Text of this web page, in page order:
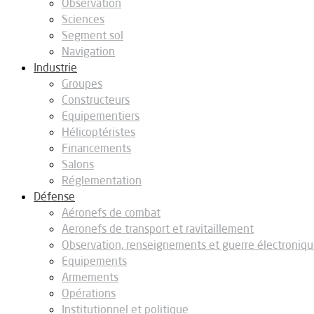
Observation
Sciences
Segment sol
Navigation
Industrie
Groupes
Constructeurs
Equipementiers
Hélicoptéristes
Financements
Salons
Réglementation
Défense
Aéronefs de combat
Aeronefs de transport et ravitaillement
Observation, renseignements et guerre
Equipements
Armements
Opérations
Institutionnel et politique